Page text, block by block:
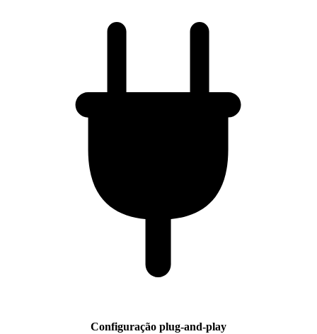
Configuração plug-and-play